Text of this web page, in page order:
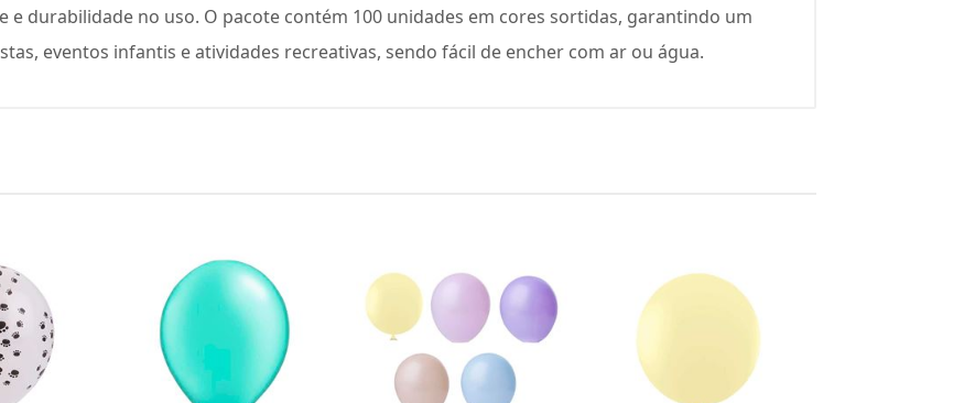
e durabilidade no uso. O pacote contém 100 unidades em cores sortidas, garantindo um
eventos infantis e atividades recreativas, sendo fácil de encher com ar ou água.